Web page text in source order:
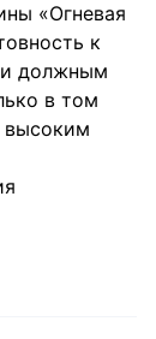
«Огневая
к
и должным
в том
высоким